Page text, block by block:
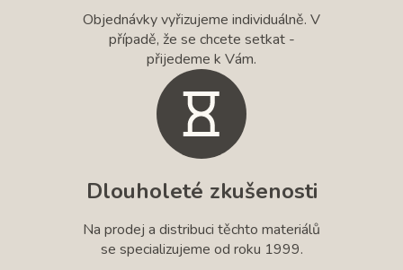
Objednávky vyřizujeme individuálně. V
případě, že se chcete setkat -
přijedeme k Vám.
Dlouholeté zkušenosti
Na prodej a distribuci těchto materiálů
se specializujeme od roku 1999.